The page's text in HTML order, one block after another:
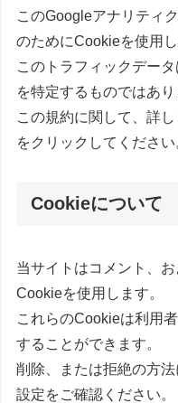
このGoogleアナリティ
のためにCookieを使用し
このトラフィックデー
を特定するものではあり
この規約に関して、詳し
をクリックしてください
Cookieについて
当サイトはコメント、
Cookieを使用します。
これらのCookieは利用
することができます。
削除、または拒絶の方
設定をご確認ください。